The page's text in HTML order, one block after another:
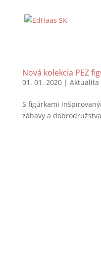
Nová kolekcia PEZ
01. 01. 2020| Aktualita
S figúrkami
zábavy a